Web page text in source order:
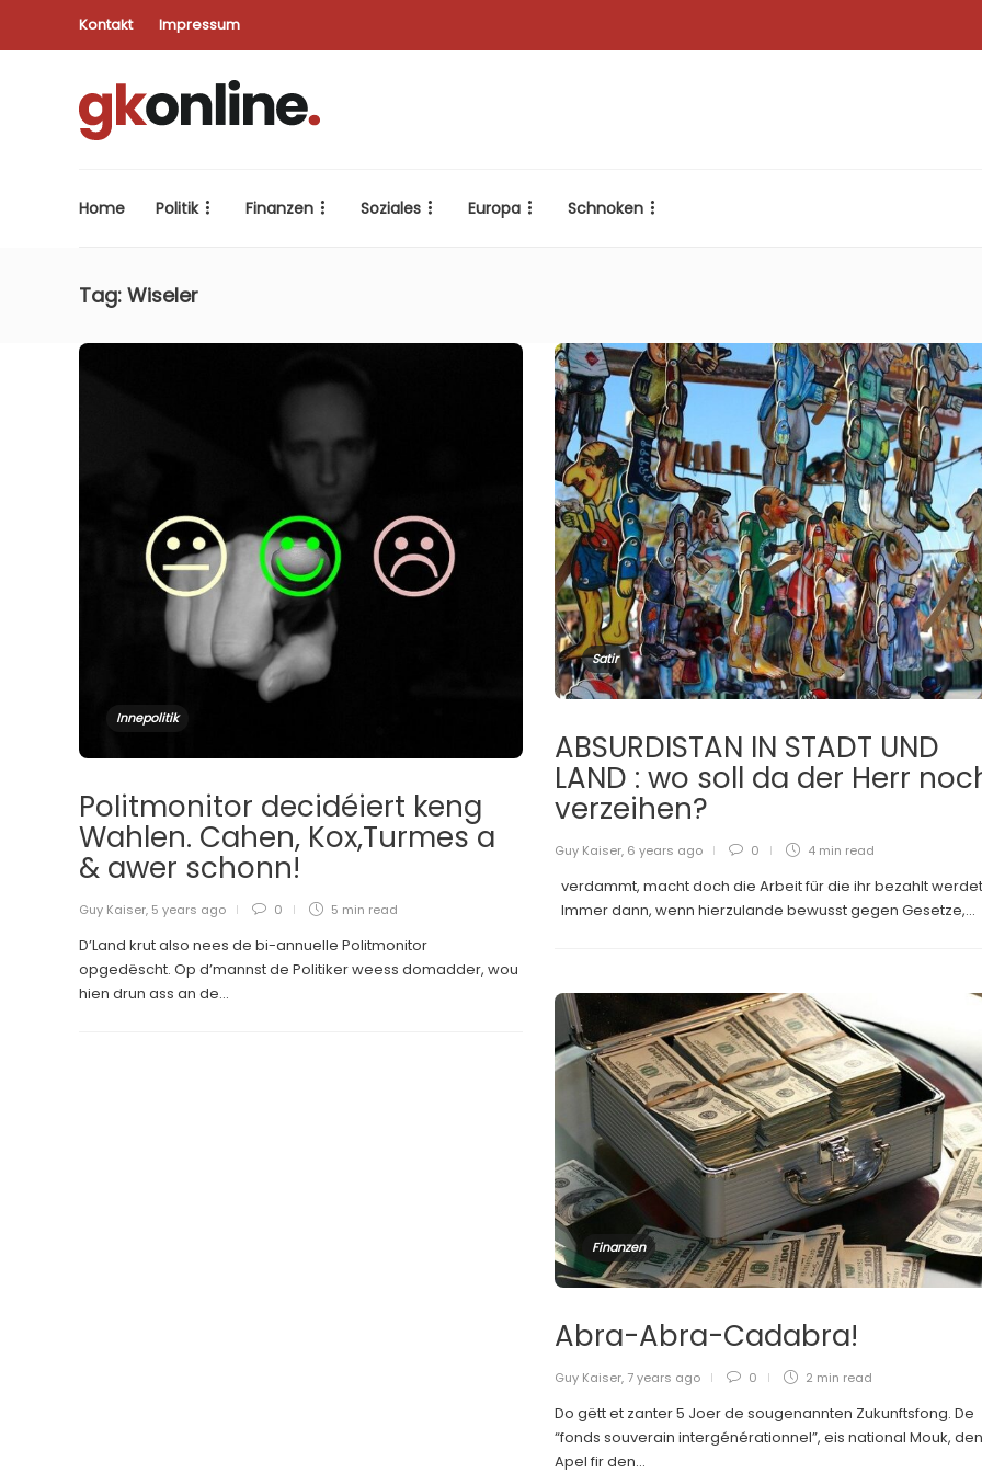
Kontakt Impressum
Home Politik Finanzen Soziales Europa Schnoken
Tag: Wiseler
Innepolitik
Politmonitor decidéiert keng
Wahlen. Cahen, Kox,Turmes a
& awer schonn!
Guy Kaiser, 5 years ago 0 5 min read
D’Land krut also nees de bi-annuelle Politmonitor
opgedëscht. Op d’mannst de Politiker weess domadder, wou
hien drun ass an de...
Satir
ABSURDISTAN IN STADT UND
LAND : wo soll da der Herr
verzeihen?
Guy Kaiser, 6 years ago 0 4 min read
verdammt, macht doch die Arbeit für die ihr bezahlt
Immer dann, wenn hierzulande bewusst gegen Gesetze,...
Finanzen
Abra-Abra-Cadabra!
Guy Kaiser, 7 years ago 0 2 min read
Do gëtt et zanter 5 Joer de sougenannten Zukunftsfong. De
“fonds souverain intergénérationnel”, eis national Mouk, den
Apel fir den...